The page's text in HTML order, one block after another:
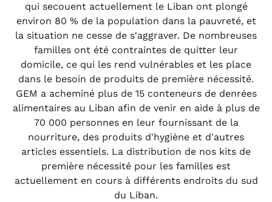
qui secouent actuellement le Liban ont plongé
environ 80 % de la population dans la pauvreté, et
la situation ne cesse de s'aggraver. De nombreuses
familles ont été contraintes de quitter leur
domicile, ce qui les rend vulnérables et les place
dans le besoin de produits de première nécessité.
GEM a acheminé plus de 15 conteneurs de denrées
alimentaires au Liban afin de venir en aide à plus de
70 000 personnes en leur fournissant de la
nourriture, des produits d'hygiène et d'autres
articles essentiels. La distribution de nos kits de
première nécessité pour les familles est
actuellement en cours à différents endroits du sud
du Liban.